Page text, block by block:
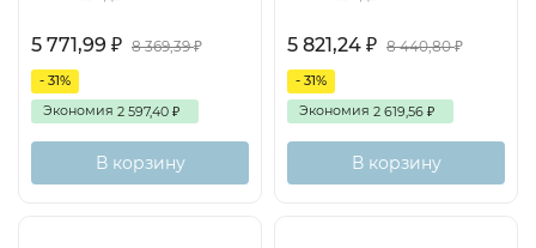
5 771,99 ₽ 8 369,39₽
- 31%
Экономия 2 597,40 ₽
В корзину
5 821,24 ₽ 8 440,80₽
- 31%
Экономия 2 619,56 ₽
В корзину